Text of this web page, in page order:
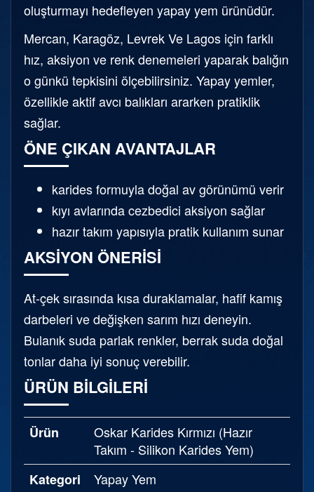
oluşturmayı hedefleyen yapay yem ürünüdür.
Mercan, Karagöz, Levrek Ve Lagos için farklı
hız, aksiyon ve renk denemeleri yaparak balığın
o günkü tepkisini ölçebilirsiniz. Yapay yemler,
özellikle aktif avcı balıkları ararken pratiklik
sağlar.
ÖNE ÇIKAN AVANTAJLAR
karides formuyla doğal av görünümü verir
kıyı avlarında cezbedici aksiyon sağlar
hazır takım yapısıyla pratik kullanım sunar
AKSIYON ÖNERISI
At-çek sırasında kısa duraklamalar, hafif kamış
darbeleri ve değişken sarım hızı deneyin.
Bulanık suda parlak renkler, berrak suda doğal
tonlar daha iyi sonuç verebilir.
ÜRÜN BILGILERI
Ürün
Oskar Karides Kırmızı (Hazır
Takım - Silikon Karides Yem)
Kategori
Yapay Yem